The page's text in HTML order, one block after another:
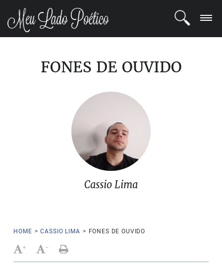
REGISTRO
FONES DE OUVIDO
Cassio Lima
HOME > CASSIO LIMA > FONES DE OUVIDO
+ -